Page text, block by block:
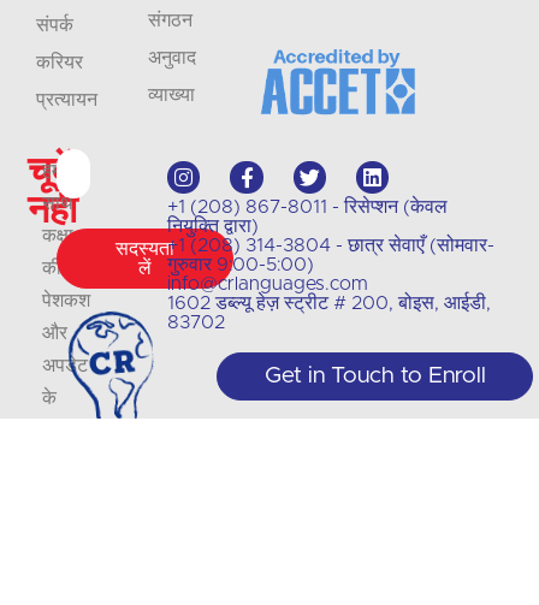
चूकें
नहीं
हमारे
साथ
कक्षा
की
पेशकश
और
अपडेट
के
सदस्यता
लें
+1 (208) 867-8011 - रिसेप्शन (केवल
नियुक्ति द्वारा)
+1 (208) 314-3804 - छात्र सेवाएँ (सोमवार-
गुरुवार 9:00-5:00)
info@crlanguages.com
1602 डब्ल्यू हेज़ स्ट्रीट # 200, बोइस, आईडी,
83702
संपर्क
करियर
प्रत्यायन
संगठन
अनुवाद
व्याख्या
Get in Touch to Enroll